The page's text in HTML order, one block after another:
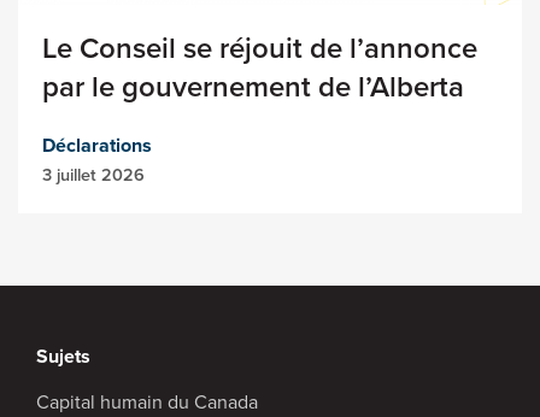
Le Conseil se réjouit de l’annonce
par le gouvernement de l’Alberta
Déclarations
3 juillet 2026
Sujets
Capital humain du Canada